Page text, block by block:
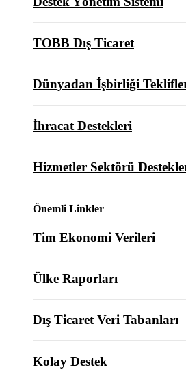
TOBB Dış Ticaret
Dünyadan İşbirliği
İhracat Destekleri
Hizmetler Sektörü
Önemli Linkler
Tim Ekonomi Verileri
Ülke Raporları
Dış Ticaret Veri Tabanları
Kolay Destek